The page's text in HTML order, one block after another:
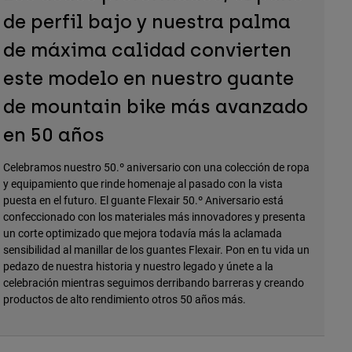
de perfil bajo y nuestra palma
de máxima calidad convierten
este modelo en nuestro guante
de mountain bike más avanzado
en 50 años
Celebramos nuestro 50.º aniversario con una colección de ropa
y equipamiento que rinde homenaje al pasado con la vista
puesta en el futuro. El guante Flexair 50.º Aniversario está
confeccionado con los materiales más innovadores y presenta
un corte optimizado que mejora todavía más la aclamada
sensibilidad al manillar de los guantes Flexair. Pon en tu vida un
pedazo de nuestra historia y nuestro legado y únete a la
celebración mientras seguimos derribando barreras y creando
productos de alto rendimiento otros 50 años más.